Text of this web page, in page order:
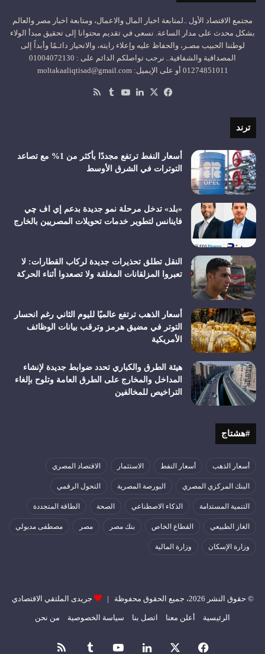
مجتمع الاقتصاد الأول ..لمتابعة اخبار المال والاعمال، ومتابعة اخبار مصر والعالم
بشكل محدث على مدار الساعة. نسعى في تقديم محتوانا إلى تحقيق مبدأ الولاء
لوطننا الحبيب مصـر، والحفاظ عليه وإعلاء رايته، والانحياز دائـمًا وأبداً إلى
المصداقية والشفافية.. نرحب تواصلكم الدائم على : 01004072130
01274851011 أو على الإيميل: moltakaaliqtisad@gmail.com
فيسبوك
‫X لينكدإن‫YouTube
ترند
أسعار النفط ترتفع مجددًا بأكثر من 1% مع تصاعد
التوترات في الشرق الأوسط
«بلد» تدخل مرحلة نمو جديدة بدعم إي اف چي
فاينانس لتطوير خدمات تحويلات المصريين بالخارج
النقل تطلق تحذيرات جديدة لركاب القطارات: لا
تعبروا المزلقانات المغلقة ولا تصعدوا أثناء الحركة
أسعار الذهب ترتفع عالميًا لليوم الثاني رغم انحسار
التوتر في مضيق هرمز وترقب بيانات الوظائف
الأمريكية
هيئة الطرق والكباري تحدد ضوابط جديدة لإنشاء
المداخل والمخارج على الطرق العامة وتلوح بإلغاء
التراخيص للمخالفين
#هشتاج
أسعار الذهب أسعار النفط الاستثمار الاقتصاد المصري
البنك المركزي المصري البورصة المصرية التحول الرقمي
التنمية المستدامة الذكاء الاصطناعي الصحة الطاقة المتجددة
الغاز الطبيعي القطاع الخاص بنك مصر مصر مصطفى مدبولي
وزارة الإسكان وزارة المالية
© حقوق النشر 2026، جميع الحقوق محفوظة | جريدى الملتقي الاقتصادي
الرئيسية أعلن معنا اتصل بنا سياسة الخصوصية من نحن
فيسبوك لينكدإن ‫YouTube